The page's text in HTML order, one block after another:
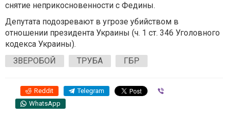
снятие неприкосновенности с Федины.
Депутата подозревают в угрозе убийством в
отношении президента Украины (ч. 1 ст. 346 Уголовного
кодекса Украины).
ЗВЕРОБОЙ
ТРУБА ГБР
Reddit Telegram
WhatsApp